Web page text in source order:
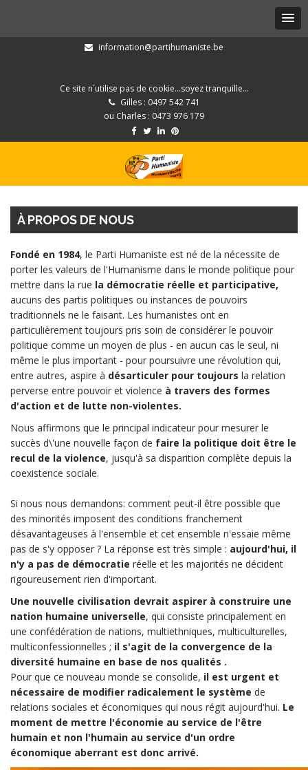
information@partihumaniste.be
Ce site n´utilise pas de cookie...soyez tranquille...
Gilles : 0497 542 741
ou Charles : 0473 976 179
À PROPOS DE NOUS
Fondé en 1984, le Parti Humaniste est né de la nécessite de
porter les valeurs de l'Humanisme dans le monde politique pour
mettre dans la rue la démocratie réelle et participative,
aucuns des partis politiques ou instances de pouvoirs
traditionnels ne le faisant. Les humanistes ont en
particulièrement toujours pris soin de considérer le pouvoir
politique comme un moyen de plus - en aucun cas le seul, ni
même le plus important - pour poursuivre une révolution qui,
entre autres, aspire à désarticuler pour toujours la relation
perverse entre pouvoir et violence à travers des formes
d'action et de lutte non-violentes.
Nous affirmons que le principal indicateur pour mesurer le
succès d\'une nouvelle façon de faire la politique doit être le
recul de la violence, jusqu'à sa disparition complète depuis la
coexistence sociale.
Si nous nous demandons: comment peut-il être possible que
des minorités imposent des conditions franchement
désavantageuses à l'ensemble et cet ensemble n'essaie même
pas de s'y opposer ? La réponse est très simple : aujourd'hui, il
n'y a pas de démocratie réelle et les majorités ne décident
rigoureusement rien d'important.
Une nouvelle civilisation devrait aspirer à construire une
nation humaine universelle, qui consiste principalement en
une confédération de nations, multiethniques, multiculturelles,
multiconfessionnelles ; il s'agit de la convergence de la
diversité humaine en base de nos qualités .
Pour que ce nouveau monde se consolide, il est urgent et
nécessaire de modifier radicalement le système de
relations sociales et économiques qui nous régit aujourd'hui. Le
moment de mettre l'économie au service de l'être
humain et non l'humain au service d'un ordre
économique aberrant est donc arrivé.